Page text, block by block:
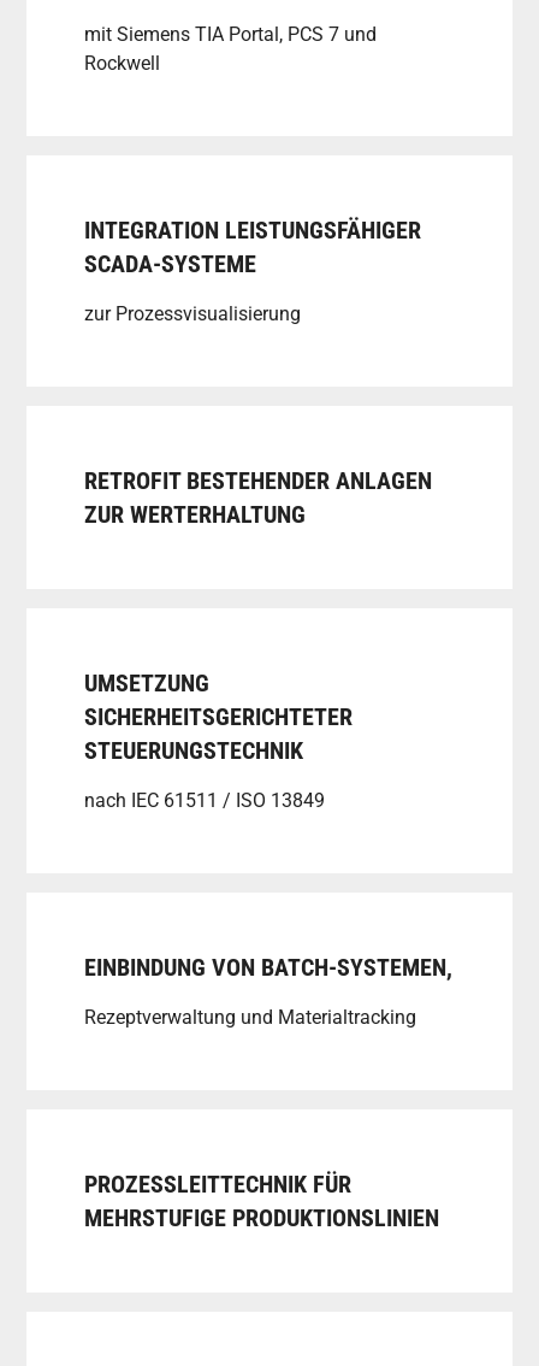
mit Siemens TIA Portal, PCS 7 und
Rockwell
INTEGRATION LEISTUNGSFÄHIGER
SCADA-SYSTEME
zur Prozessvisualisierung
RETROFIT BESTEHENDER ANLAGEN
ZUR WERTERHALTUNG
UMSETZUNG
SICHERHEITSGERICHTETER
STEUERUNGSTECHNIK
nach IEC 61511 / ISO 13849
EINBINDUNG VON BATCH-SYSTEMEN,
Rezeptverwaltung und Materialtracking
PROZESSLEITTECHNIK FÜR
MEHRSTUFIGE PRODUKTIONSLINIEN